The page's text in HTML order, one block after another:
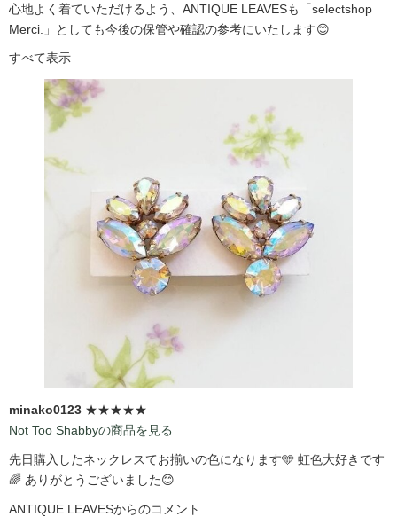
心地よく着ていただけるよう、ANTIQUE LEAVESも「selectshop
Merci.」としても今後の保管や確認の参考にいたします😊
すべて表示
minako0123 ★★★★★
Not Too Shabbyの商品を見る
先日購入したネックレスてお揃いの色になります🩵 虹色大好きです
🌈 ありがとうございました😊
ANTIQUE LEAVESからのコメント